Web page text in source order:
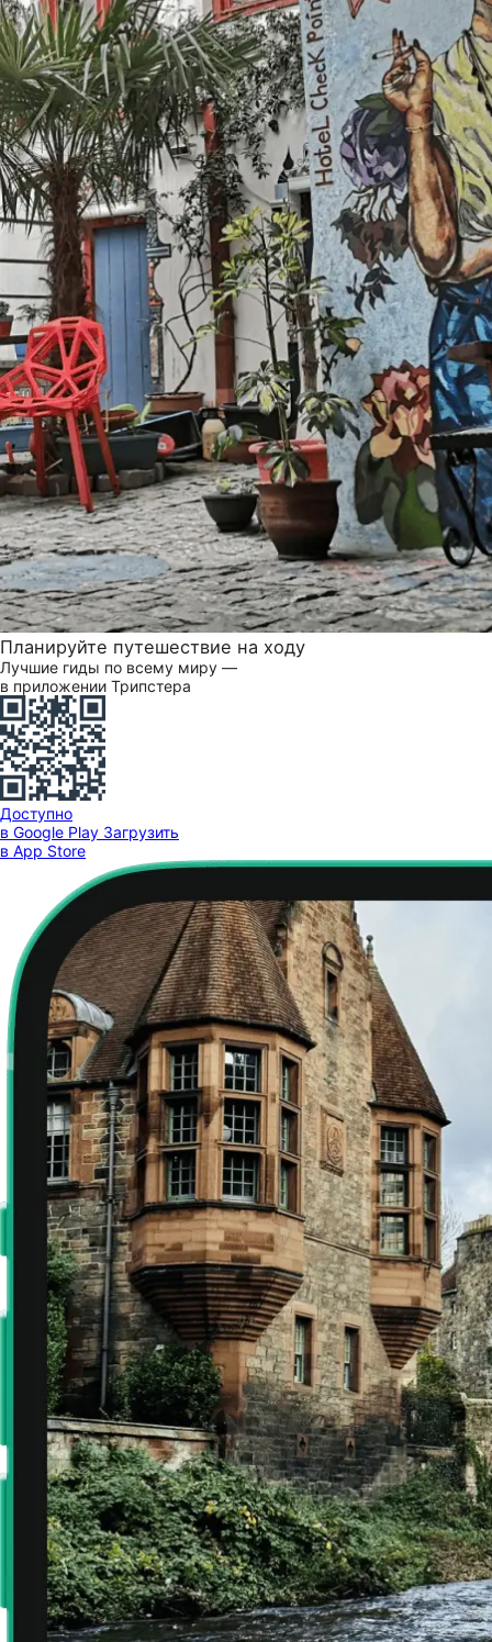
Планируйте путешествие на ходу
Лучшие гиды по всему миру —
в приложении Трипстера
Доступно
в Google Play Загрузить
в App Store